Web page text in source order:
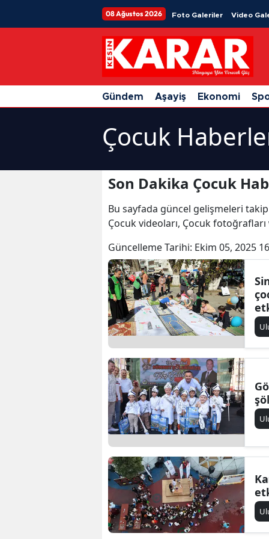
08 Ağustos 2026 Foto Galeriler Video
Gündem Aşayiş Ekonomi
Çocuk
Son Dakika Çocuk
Bu sayfada güncel gelişmeleri
Çocuk videoları, Çocuk
Güncelleme Tarihi: Ekim 05, 2025